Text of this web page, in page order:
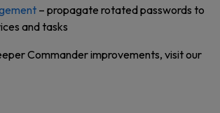
– propagate rotated passwords to
and tasks
Commander improvements, visit our